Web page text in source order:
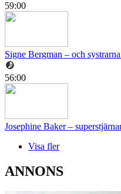
59:00
Signe Bergman – och
56:00
Josephine Baker –
Visa fler
ANNONS